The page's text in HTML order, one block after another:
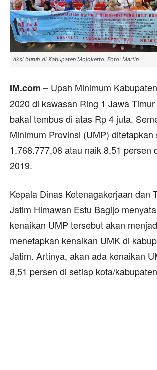
Aksi buruh di Kabupaten Mojokerto. Foto: Martin
IM.com – Upah Minimum
2020 di kawasan Ring 1 Jawa
bakal tembus di atas Rp 4 juta.
Minimum Provinsi (UMP) ditetapkan
1.768.777,08 atau naik 8,51 persen
2019.
Kepala Dinas Ketenagakerjaan dan
Jatim Himawan Estu Bagijo
kenaikan UMP tersebut akan
menetapkan kenaikan UMK di
Jatim. Artinya, akan ada kenaikan
8,51 persen di setiap kota/